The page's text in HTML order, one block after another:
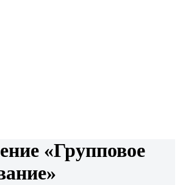
«Групповое